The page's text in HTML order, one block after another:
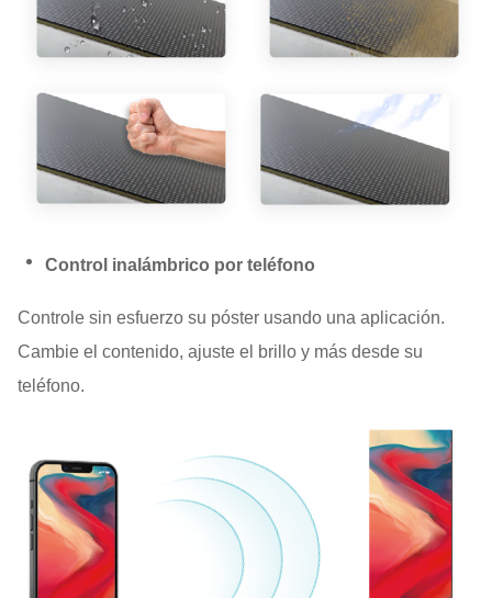
Control inalámbrico por teléfono
Controle sin esfuerzo su póster usando una aplicación.
Cambie el contenido, ajuste el brillo y más desde su
teléfono.